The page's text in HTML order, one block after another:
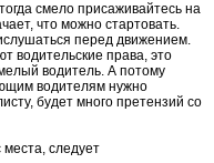
смело присаживайтесь на
что можно стартовать.
перед движением.
водительские права, это
водитель. А потому
водителям нужно
будет много претензий со
следует